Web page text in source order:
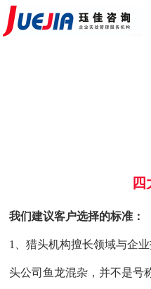
四
我们建议客户选择的标准：
1、猎头机构擅长领域与企
头公司鱼龙混杂，并不是号